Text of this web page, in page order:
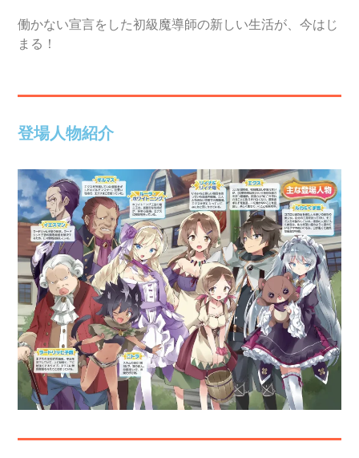
働かない宣言をした初級魔導師の新しい生活が、今はじ
まる！
登場人物紹介